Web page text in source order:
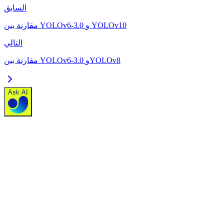
السابق
مقارنة بين YOLOv6-3.0 و YOLOv10
التالي
مقارنة بين YOLOv6-3.0 وYOLOv8
Ask AI